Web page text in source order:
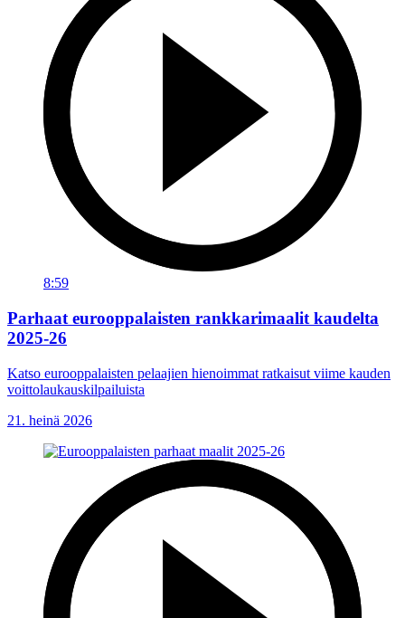
8:59
Parhaat eurooppalaisten rankkarimaalit kaudelta
2025-26
Katso eurooppalaisten pelaajien hienoimmat ratkaisut viime kauden
voittolaukauskilpailuista
21. heinä 2026